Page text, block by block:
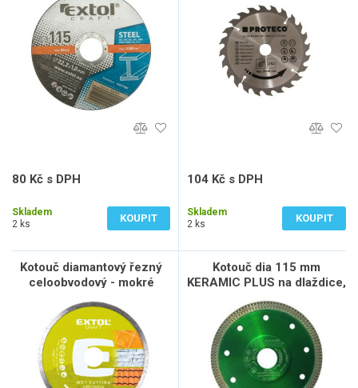
80 Kč s DPH
Skladem
2 ks
KOUPIT
104 Kč s DPH
Skladem
2 ks
KOUPIT
Kotouč diamantový řezný
celoobvodový - mokré
Kotouč dia 115 mm
KERAMIC PLUS na dlaždice,
keramiku, žulu, mramor